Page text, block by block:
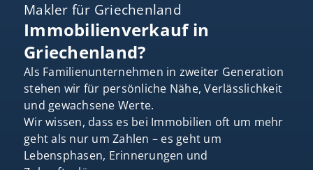
Makler für Griechenland
Immobilienverkauf in
Griechenland?
Als Familienunternehmen in zweiter Generation
stehen wir für persönliche Nähe, Verlässlichkeit
und gewachsene Werte.
Wir wissen, dass es bei Immobilien oft um mehr
geht als nur um Zahlen – es geht um
Lebensphasen, Erinnerungen und